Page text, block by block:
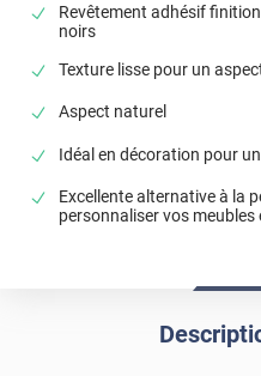
Revêtement adhésif
noirs
Texture lisse pour un
Aspect naturel
Idéal en décoration pour
Excellente alternative à la
personnaliser vos meubles